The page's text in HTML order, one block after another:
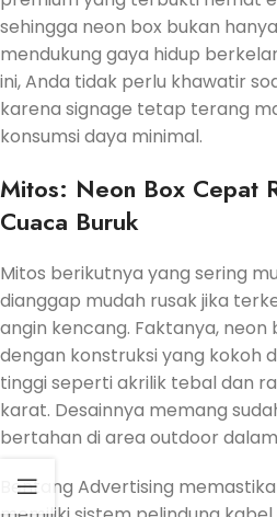
sehingga neon box bukan
mendukung gaya hidup
ini, Anda tidak perlu khawatir
karena signage tetap terang
konsumsi daya minimal.
Mitos: Neon Box Cepat
Cuaca Buruk
Mitos berikutnya yang sering
dianggap mudah rusak jika
angin kencang. Faktanya,
dengan konstruksi yang kokoh
tinggi seperti akrilik tebal dan
karat. Desainnya memang
bertahan di area outdoor
Bentang Advertising